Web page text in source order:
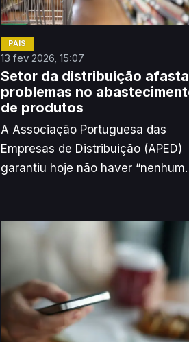
PAÍS
13 fev 2026, 15:07
Setor da distribuição afasta
problemas no
de produtos
A Associação Portuguesa das
Empresas de Distribuição (APED)
garantiu hoje não haver “nenhum
efeitos do mau tempo na produção
e nos transportes, e rejeitou
aumentos imediatos de preços
devido à situação.